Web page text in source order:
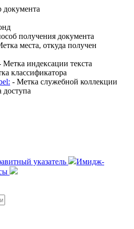
документа
получения документа
места, откуда получен
Метка индексации текста
классификатора
- Метка служебной коллекции
доступа
указатель
Имидж-